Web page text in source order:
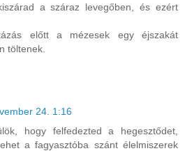
a száraz levegőben, és ezért
előtt a mézesek egy éjszakát
töltenek.
24. 1:16
hogy felfedezted a hegesztődet,
a fagyasztóba szánt élelmiszerek